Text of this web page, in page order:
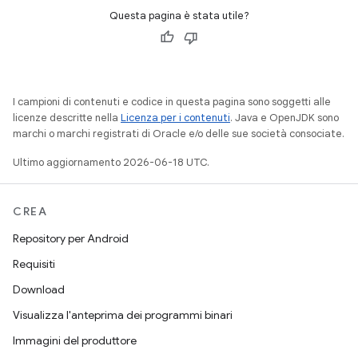
Questa pagina è stata utile?
I campioni di contenuti e codice in questa pagina sono soggetti alle
licenze descritte nella Licenza per i contenuti. Java e OpenJDK sono
marchi o marchi registrati di Oracle e/o delle sue società consociate.
Ultimo aggiornamento 2026-06-18 UTC.
CREA
Repository per Android
Requisiti
Download
Visualizza l'anteprima dei programmi binari
Immagini del produttore